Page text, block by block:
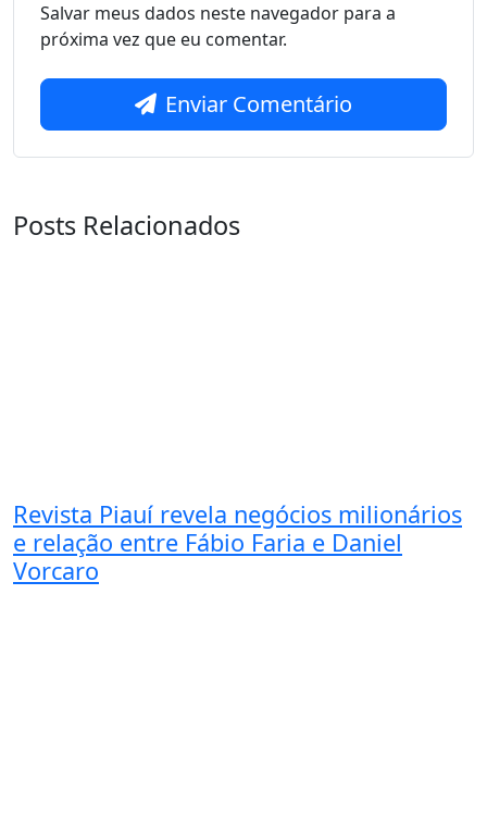
Salvar meus dados neste navegador para a
próxima vez que eu comentar.
Enviar Comentário
Posts Relacionados
Revista Piauí revela negócios milionários
e relação entre Fábio Faria e Daniel
Vorcaro